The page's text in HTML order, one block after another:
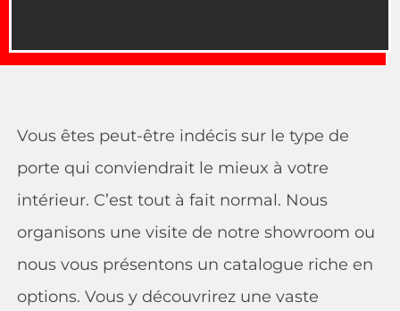
Vous êtes peut-être indécis sur le type de
porte qui conviendrait le mieux à votre
intérieur. C’est tout à fait normal. Nous
organisons une visite de notre showroom ou
nous vous présentons un catalogue riche en
options. Vous y découvrirez une vaste